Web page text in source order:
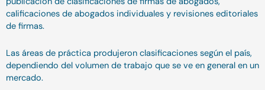
calificaciones de abogados individuales y revisiones editoriales
de firmas.
Las áreas de práctica produjeron clasificaciones según el país,
dependiendo del volumen de trabajo que se ve en general en un
mercado.